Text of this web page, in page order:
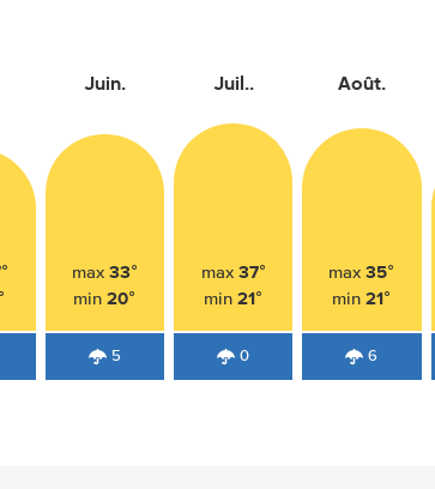
Juin.
max 33°
min20°
5
Juil..
max 37°
min21°
0
Août.
max35°
min21°
6